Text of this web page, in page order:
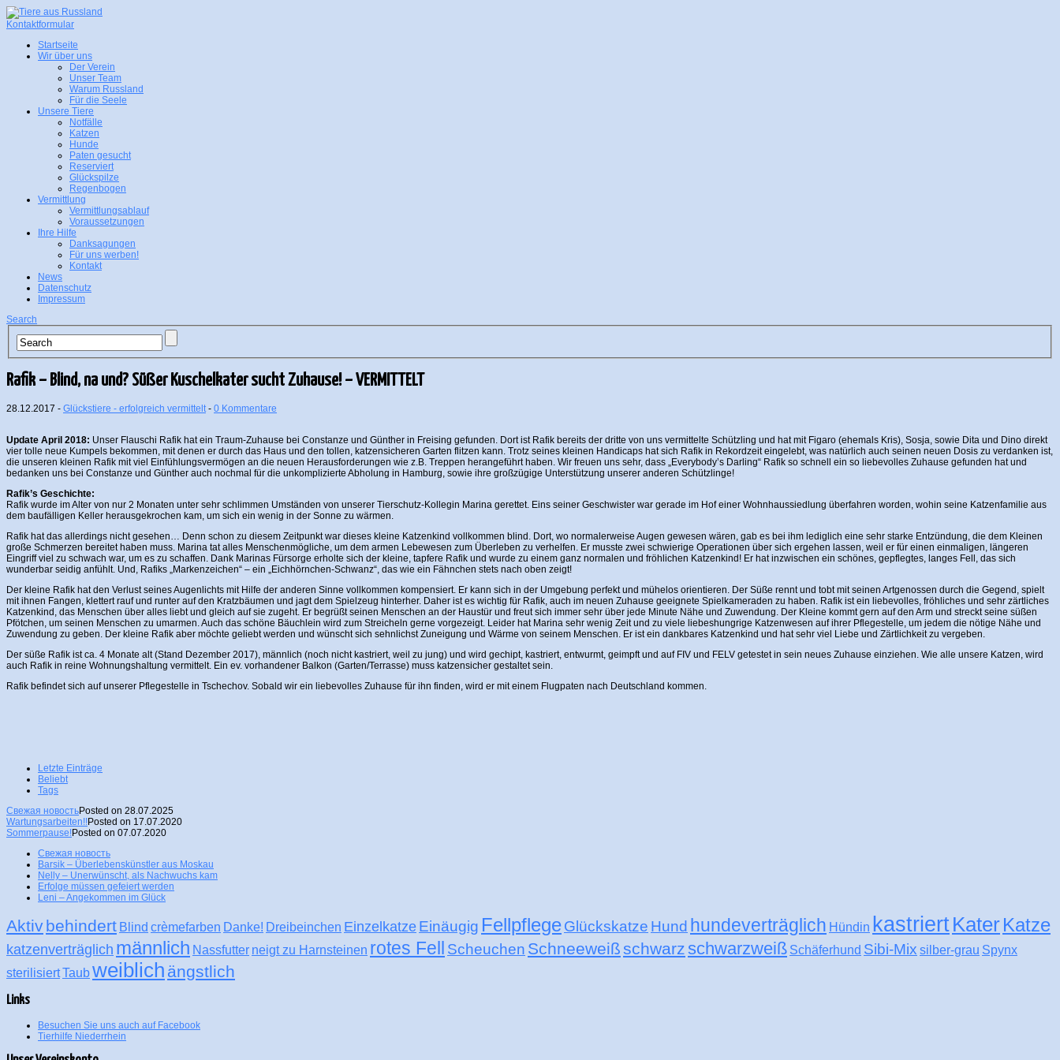
Kontaktformular
Startseite
Wir über uns
Der Verein
Unser Team
Warum Russland
Für die Seele
Unsere Tiere
Notfälle
Katzen
Hunde
Paten gesucht
Reserviert
Glückspilze
Regenbogen
Vermittlung
Vermittlungsablauf
Voraussetzungen
Ihre Hilfe
Danksagungen
Für uns werben!
Kontakt
News
Datenschutz
Impressum
Search
Rafik – Blind, na und? Süßer Kuschelkater sucht Zuhause! – VERMITTELT
28.12.2017 - Glückstiere - erfolgreich vermittelt- 0 Kommentare
Update April 2018: Unser Flauschi Rafik hat ein Traum-Zuhause bei Constanze und Günther in Freising gefunden. Dort ist Rafik bereits der dritte von uns vermittelte Schützling und hat mit Figaro (ehemals Kris), Sosja, sowie Dita und Dino direkt
vier tolle neue Kumpels bekommen, mit denen er durch das Haus und den tollen, katzensicheren Garten flitzen kann. Trotz seines kleinen Handicaps hat sich Rafik in Rekordzeit eingelebt, was natürlich auch seinen neuen Dosis zu verdanken ist,
die unseren kleinen Rafik mit viel Einfühlungsvermögen an die neuen Herausforderungen wie z.B. Treppen herangeführt haben. Wir freuen uns sehr, dass „Everybody’s Darling“ Rafik so schnell ein so liebevolles Zuhause gefunden hat und
bedanken uns bei Constanze und Günther auch nochmal für die unkomplizierte Abholung in Hamburg, sowie ihre großzügige Unterstützung unserer anderen Schützlinge!
Rafik’s Geschichte:
Rafik wurde im Alter von nur 2 Monaten unter sehr schlimmen Umständen von unserer Tierschutz-Kollegin Marina gerettet. Eins seiner Geschwister war gerade im Hof einer Wohnhaussiedlung überfahren worden, wohin seine Katzenfamilie aus
dem baufälligen Keller herausgekrochen kam, um sich ein wenig in der Sonne zu wärmen.
Rafik hat das allerdings nicht gesehen… Denn schon zu diesem Zeitpunkt war dieses kleine Katzenkind vollkommen blind. Dort, wo normalerweise Augen gewesen wären, gab es bei ihm lediglich eine sehr starke Entzündung, die dem Kleinen
große Schmerzen bereitet haben muss. Marina tat alles Menschenmögliche, um dem armen Lebewesen zum Überleben zu verhelfen. Er musste zwei schwierige Operationen über sich ergehen lassen, weil er für einen einmaligen, längeren
Eingriff viel zu schwach war, um es zu schaffen. Dank Marinas Fürsorge erholte sich der kleine, tapfere Rafik und wurde zu einem ganz normalen und fröhlichen Katzenkind! Er hat inzwischen ein schönes, gepflegtes, langes Fell, das sich
wunderbar seidig anfühlt. Und, Rafiks „Markenzeichen“ – ein „Eichhörnchen-Schwanz“, das wie ein Fähnchen stets nach oben zeigt!
Der kleine Rafik hat den Verlust seines Augenlichts mit Hilfe der anderen Sinne vollkommen kompensiert. Er kann sich in der Umgebung perfekt und mühelos orientieren. Der Süße rennt und tobt mit seinen Artgenossen durch die Gegend, spielt
mit ihnen Fangen, klettert rauf und runter auf den Kratzbäumen und jagt dem Spielzeug hinterher. Daher ist es wichtig für Rafik, auch im neuen Zuhause geeignete Spielkameraden zu haben. Rafik ist ein liebevolles, fröhliches und sehr zärtliches
Katzenkind, das Menschen über alles liebt und gleich auf sie zugeht. Er begrüßt seinen Menschen an der Haustür und freut sich immer sehr über jede Minute Nähe und Zuwendung. Der Kleine kommt gern auf den Arm und streckt seine süßen
Pfötchen, um seinen Menschen zu umarmen. Auch das schöne Bäuchlein wird zum Streicheln gerne vorgezeigt. Leider hat Marina sehr wenig Zeit und zu viele liebeshungrige Katzenwesen auf ihrer Pflegestelle, um jedem die nötige Nähe und
Zuwendung zu geben. Der kleine Rafik aber möchte geliebt werden und wünscht sich sehnlichst Zuneigung und Wärme von seinem Menschen. Er ist ein dankbares Katzenkind und hat sehr viel Liebe und Zärtlichkeit zu vergeben.
Der süße Rafik ist ca. 4 Monate alt (Stand Dezember 2017), männlich (noch nicht kastriert, weil zu jung) und wird gechipt, kastriert, entwurmt, geimpft und auf FIV und FELV getestet in sein neues Zuhause einziehen. Wie alle unsere Katzen, wird
auch Rafik in reine Wohnungshaltung vermittelt. Ein ev. vorhandener Balkon (Garten/Terrasse) muss katzensicher gestaltet sein.
Rafik befindet sich auf unserer Pflegestelle in Tschechov. Sobald wir ein liebevolles Zuhause für ihn finden, wird er mit einem Flugpaten nach Deutschland kommen.
Letzte Einträge
Beliebt
Tags
Свежая новостьPosted on 28.07.2025
Wartungsarbeiten!!Posted on 17.07.2020
Sommerpause!Posted on 07.07.2020
Свежая новость
Barsik – Überlebenskünstler aus Moskau
Nelly – Unerwünscht, als Nachwuchs kam
Erfolge müssen gefeiert werden
Leni – Angekommen im Glück
Aktivbehindert Blind crèmefarben Danke! Dreibeinchen Einzelkatze Einäugig FellpflegeGlückskatze Hund hundeverträglich Hündin kastriertKaterKatze
katzenverträglich männlich Nassfutter neigt zu Harnsteinen rotes Fell Scheuchen Schneeweißschwarzschwarzweiß Schäferhund Sibi-Mix silber-grau Spynx
sterilisiertTaubweiblich ängstlich
Links
Besuchen Sie uns auch auf Facebook
Tierhilfe Niederrhein